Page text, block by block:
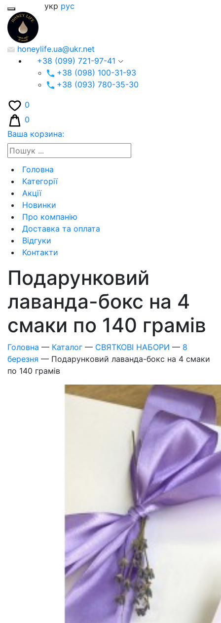
укр рус
honeylife.ua@ukr.net
+38 (099) 721-97-41
+38 (098) 100-31-93
+38 (093) 780-35-30
0
0
Ваша корзина:
Головна
Категорії
Акції
Новинки
Про компанію
Доставка та оплата
Відгуки
Контакти
Подарунковий
лаванда-бокс на 4
смаки по 140 грамів
Головна — Каталог — СВЯТКОВІ НАБОРИ — 8
березня — Подарунковий лаванда-бокс на 4 смаки
по 140 грамів